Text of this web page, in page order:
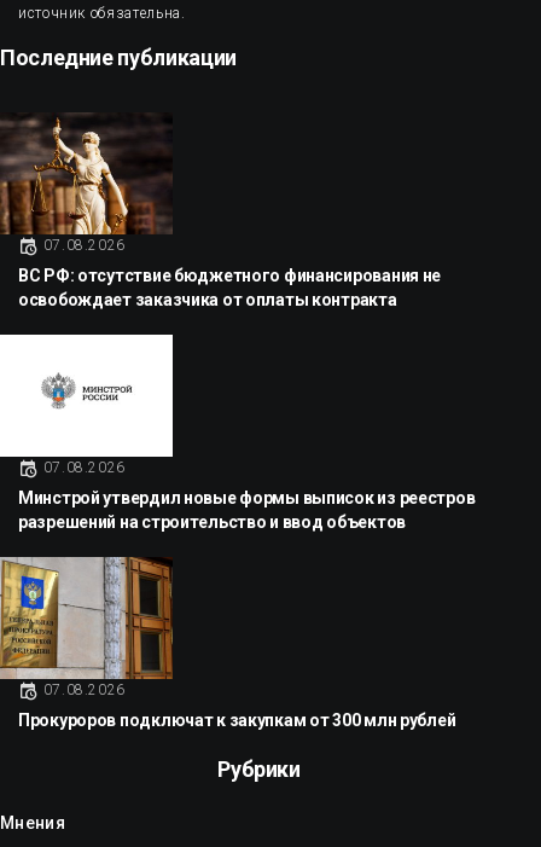
источник обязательна.
Последние публикации
07.08.2026
ВС РФ: отсутствие бюджетного финансирования не
освобождает заказчика от оплаты контракта
07.08.2026
Минстрой утвердил новые формы выписок из реестров
разрешений на строительство и ввод объектов
07.08.2026
Прокуроров подключат к закупкам от 300 млн рублей
Рубрики
Мнения